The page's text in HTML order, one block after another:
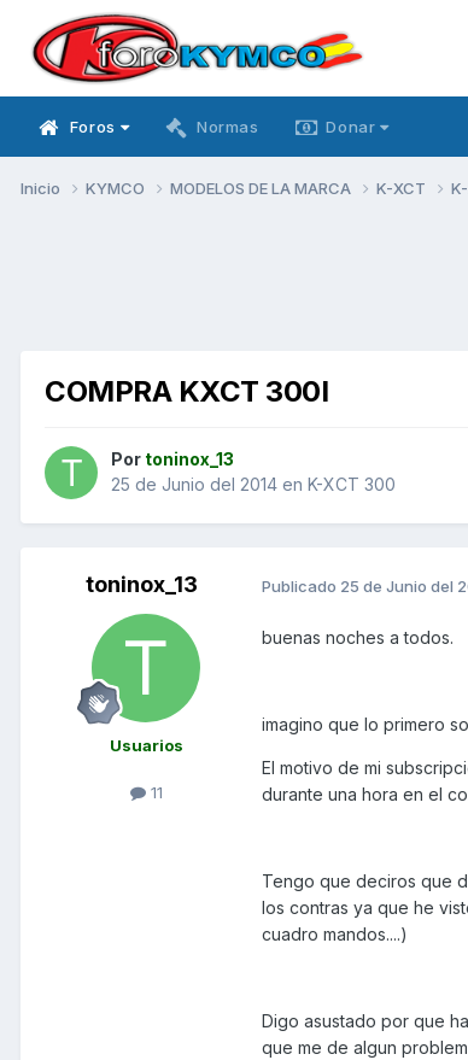
Foros Normas Donar
Inicio KYMCO MODELOS DE LA MARCA K-XCT
COMPRA KXCT 300I
Por toninox_13
25 de Junio del 2014 en K-XCT 300
toninox_13
Usuarios
11
Publicado 25 de Junio del
buenas noches a todos.
imagino que lo primero
El motivo de mi
durante una hora en el
Tengo que deciros que
los contras ya que he
cuadro mandos....)
Digo asustado por que
que me de algun